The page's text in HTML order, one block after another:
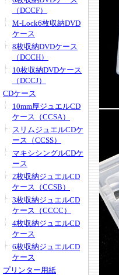
（DCCF）
M-Lock6枚収納DVD
ケース
8枚収納DVDケース
（DCCH）
10枚収納DVDケース
（DCCJ）
CDケース
10mm厚ジュエルCD
ケース（CCSA）
スリムジュエルCDケ
ース（CCSS）
マキシシングルCDケ
ース
2枚収納ジュエルCD
ケース（CCSB）
3枚収納ジュエルCD
ケース（CCCC）
4枚収納ジュエルCD
ケース
6枚収納ジュエルCD
ケース
プリンター用紙